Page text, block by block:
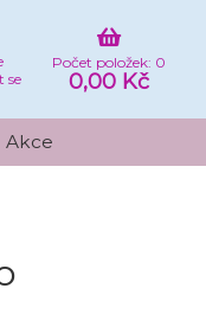
Počet položek: 0
0,00 Kč
se
Akce